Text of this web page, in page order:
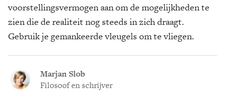
voorstellingsvermogen aan om de mogelijkheden te
zien die de realiteit nog steeds in zich draagt.
Gebruik je gemankeerde vleugels om te vliegen.
Marjan Slob
Filosoof en schrijver